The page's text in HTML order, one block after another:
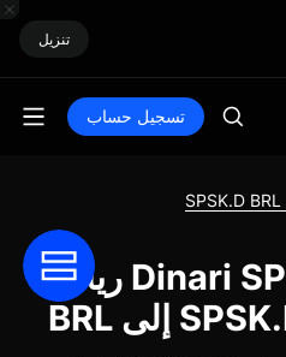
تنزيل
تسجيل حساب
حاسبة تبديل Dinari SPSK ريال